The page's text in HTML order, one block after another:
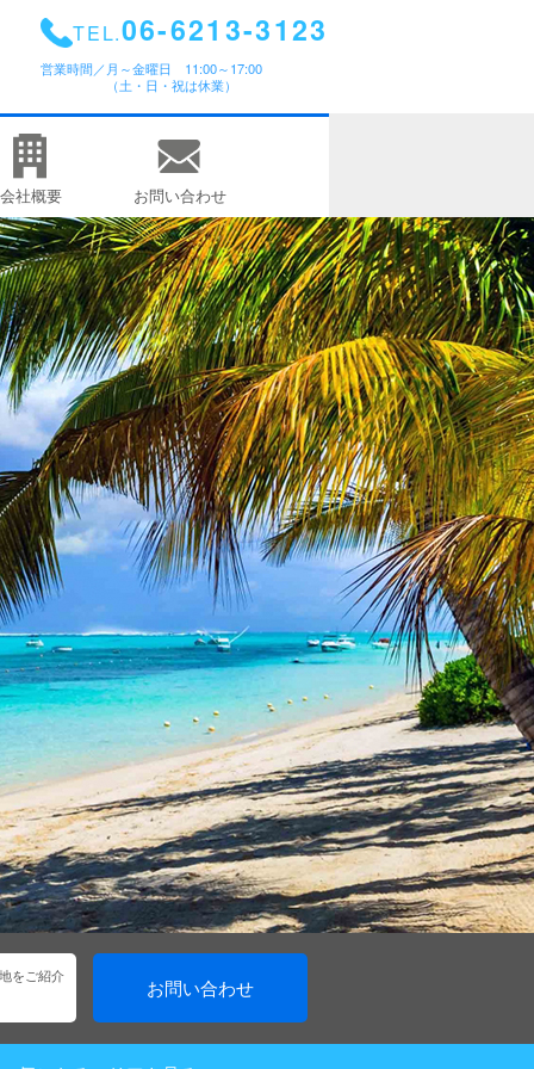
TEL.06-6213-3123
営業時間／ 月～金曜日 11:00～17:00
（土・日・祝は休業）
会社概要 お問い合わせ
をご紹介 お問い合わせ